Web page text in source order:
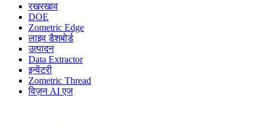
रखरखाव
DOE
Zometric Edge
लाइव डैशबोर्ड
उत्पादन
Data Extractor
इन्वेंटरी
Zometric Thread
विज़न AI एज